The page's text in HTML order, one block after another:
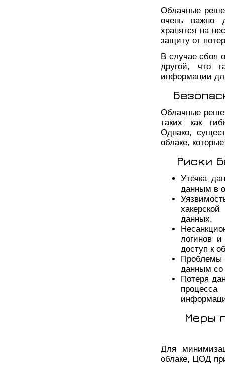
Облачные
очень важно
хранятся на
защиту от
В случае сбоя
другой, что
информации
Облачные
таких как
Однако,
облаке,
Риски
Утечка
данным в
данных.
логинов
доступ к
Проблемы
данным со
Потеря
Меры
Для
облаке, ЦОД